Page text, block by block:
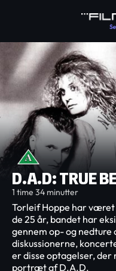
D.A.D: TRUE
1 time 34 minutter
Torleif Hoppe har
de 25 år, bandet har
gennem op- og
diskussionerne,
er disse optagelser,
portræt af D.A.D.